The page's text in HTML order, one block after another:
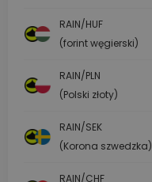
RAIN/HUF
(forint węgierski)
RAIN/PLN
(Polski złoty)
RAIN/SEK
(Korona szwedzka)
RAIN/CHF